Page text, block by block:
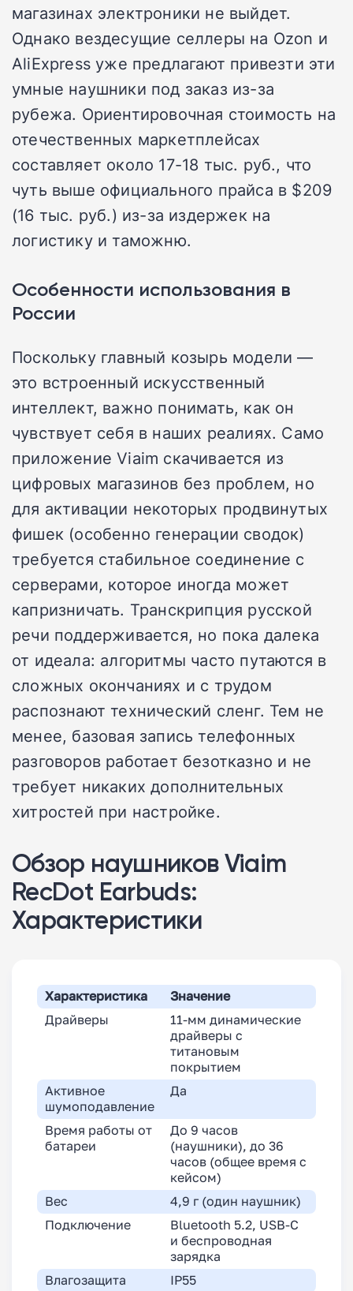
магазинах электроники не выйдет.
Однако вездесущие селлеры на Ozon и
AliExpress уже предлагают привезти эти
умные наушники под заказ из-за
рубежа. Ориентировочная стоимость на
отечественных маркетплейсах
составляет около 17-18 тыс. руб., что
чуть выше официального прайса в $209
(16 тыс. руб.) из-за издержек на
логистику и таможню.
Особенности использования в
России
Поскольку главный козырь модели —
это встроенный искусственный
интеллект, важно понимать, как он
чувствует себя в наших реалиях. Само
приложение Viaim скачивается из
цифровых магазинов без проблем, но
для активации некоторых продвинутых
фишек (особенно генерации сводок)
требуется стабильное соединение с
серверами, которое иногда может
капризничать. Транскрипция русской
речи поддерживается, но пока далека
от идеала: алгоритмы часто путаются в
сложных окончаниях и с трудом
распознают технический сленг. Тем не
менее, базовая запись телефонных
разговоров работает безотказно и не
требует никаких дополнительных
хитростей при настройке.
Обзор наушников Viaim
RecDot Earbuds:
Характеристики
Характеристика
Значение
Драйверы
11-мм динамические
драйверы с
титановым
покрытием
Активное
шумоподавление
Да
Время работы от
батареи
До 9 часов
(наушники), до 36
часов (общее время с
кейсом)
Вес
4,9 г (один наушник)
Подключение
Bluetooth 5.2, USB-C
и беспроводная
зарядка
Влагозащита
IP55